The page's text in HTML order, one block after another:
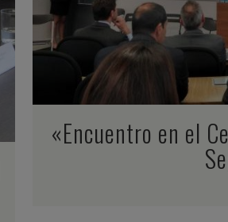
«Encuentro en el